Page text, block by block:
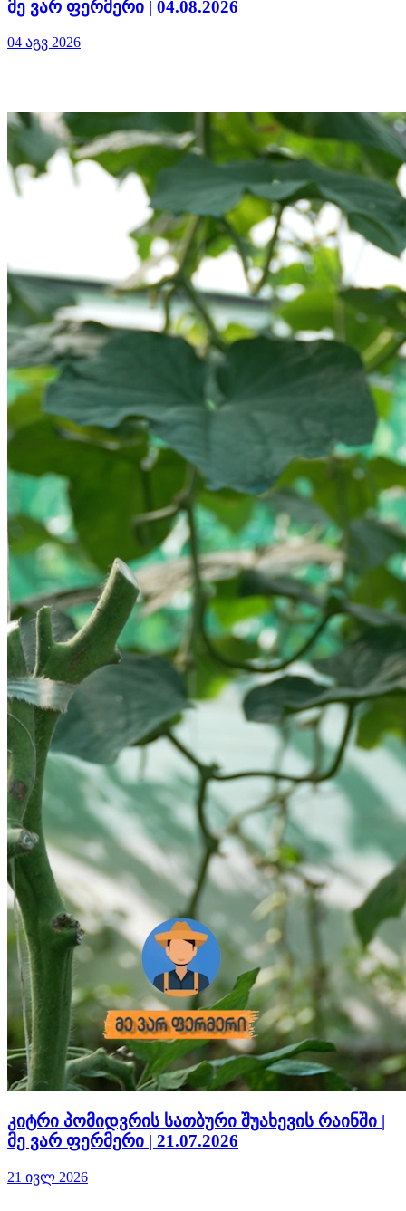
მე ვარ ფერმერი | 04.08.2026
04 აგვ 2026
კიტრი პომიდვრის სათბური შუახევის რაინში |
მე ვარ ფერმერი | 21.07.2026
21 ივლ 2026